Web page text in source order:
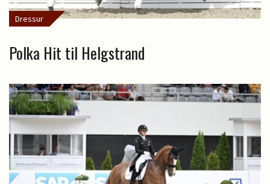
Dressur
Polka Hit til Helgstrand